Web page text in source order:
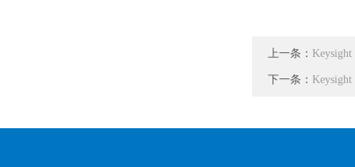
上一条：
下一条：